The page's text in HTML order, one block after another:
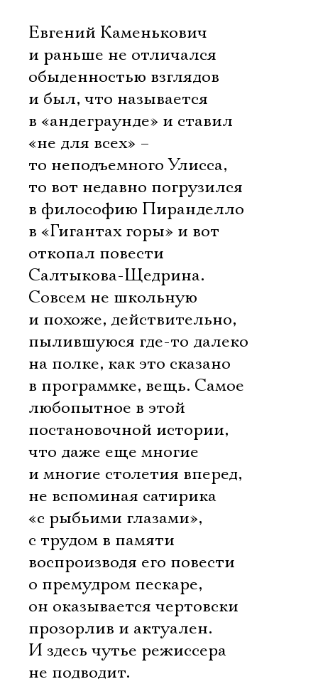
Евгений Каменькович
и раньше не отличался
обыденностью взглядов
и был, что называется
в «андеграунде» и ставил
«не для всех» –
то неподъемного Улисса,
то вот недавно погрузился
в философию Пиранделло
в «Гигантах горы» и вот
откопал повести
Салтыкова-Щедрина.
Совсем не школьную
и похоже, действительно,
пылившуюся где-то далеко
на полке, как это сказано
в программке, вещь. Самое
любопытное в этой
постановочной истории,
что даже еще многие
и многие столетия вперед,
не вспоминая сатирика
«с рыбьими глазами»,
с трудом в памяти
воспроизводя его повести
о премудром пескаре,
он оказывается чертовски
прозорлив и актуален.
И здесь чутье режиссера
не подводит.